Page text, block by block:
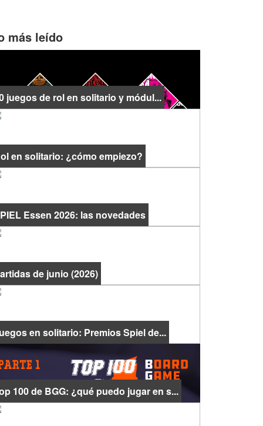
más leído
juegos de rol en solitario y módul...
en solitario: ¿cómo empiezo?
Essen 2026: las novedades
de junio (2026)
en solitario: Premios Spiel de...
100 de BGG: ¿qué puedo jugar en s...